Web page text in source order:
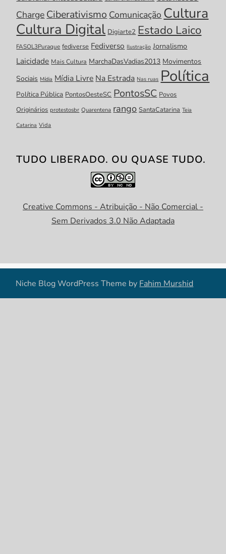
ChargeCiberativismoComunicação Cultura
Cultura Digital Digiarte2 Estado Laico
FASOL3Puraque fediverse Fediverso Ilustração Jornalismo
Laicidade Mais Cultura MarchaDasVadias2013 Movimentos
Sociais Mídia Mídia LivreNa Estrada Nas ruas Política
Política Pública PontosOesteSC PontosSC Povos
Originários protestosbr Quarentena rango SantaCatarina Teia
Catarina Vida
TUDO LIBERADO. OU QUASE TUDO.
Creative Commons - Atribuição - Não Comercial -
Sem Derivados 3.0 Não Adaptada
Niche Blog WordPress Theme byFahim Murshid